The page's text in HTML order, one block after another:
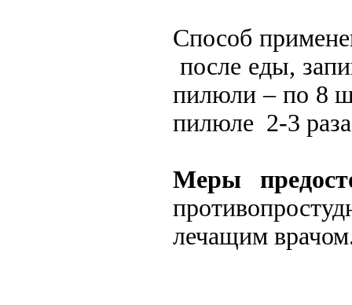
Способ
после еды,
пилюли – по 8
пилюле 2-3
Меры
лечащим